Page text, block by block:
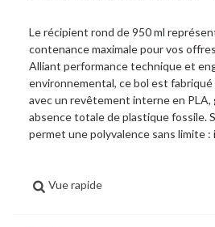
Le récipient rond de 950 ml
contenance maximale pour vos
Alliant performance technique et
environnemental, ce bol est
avec un revêtement interne en
absence totale de plastique fossile.
permet une polyvalence sans limite :
Vue rapide